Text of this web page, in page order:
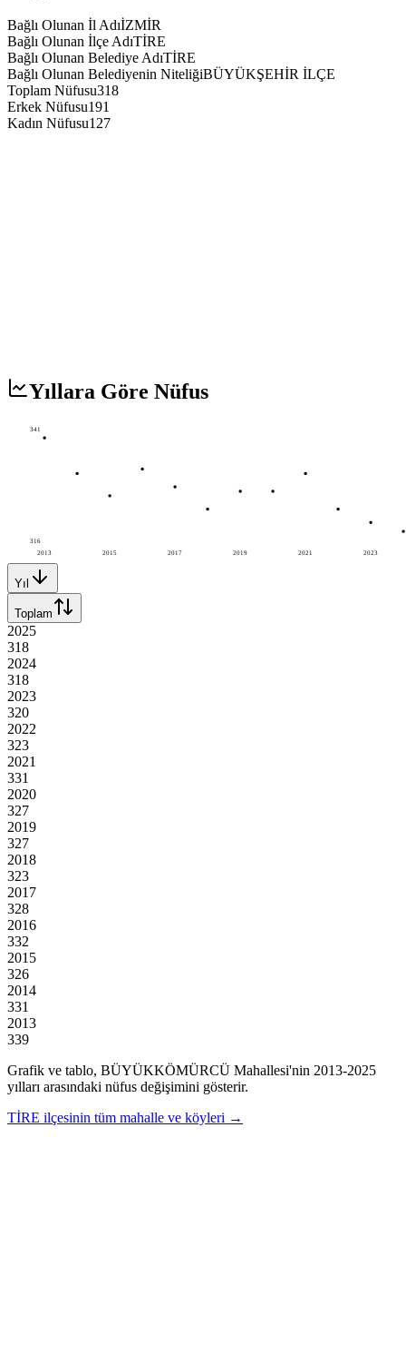
Bağlı Olunan İl AdıİZMİR
Bağlı Olunan İlçe AdıTİRE
Bağlı Olunan Belediye AdıTİRE
Bağlı Olunan Belediyenin NiteliğiBÜYÜKŞEHİR İLÇE
Toplam Nüfusu318
Erkek Nüfusu191
Kadın Nüfusu127
Yıllara Göre Nüfus
2013 2015 2017 2019 2021 2023
341
316
Yıl
Toplam
2025
318
2024
318
2023
320
2022
323
2021
331
2020
327
2019
327
2018
323
2017
328
2016
332
2015
326
2014
331
2013
339
Grafik ve tablo, BÜYÜKKÖMÜRCÜ Mahallesi'nin 2013-2025
yılları arasındaki nüfus değişimini gösterir.
TİRE ilçesinin tüm mahalle ve köyleri →